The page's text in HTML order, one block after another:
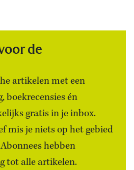
de
artikelen met een
boekrecensies én
gratis in je inbox.
mis je niets op het gebied
hebben
tot alle artikelen.